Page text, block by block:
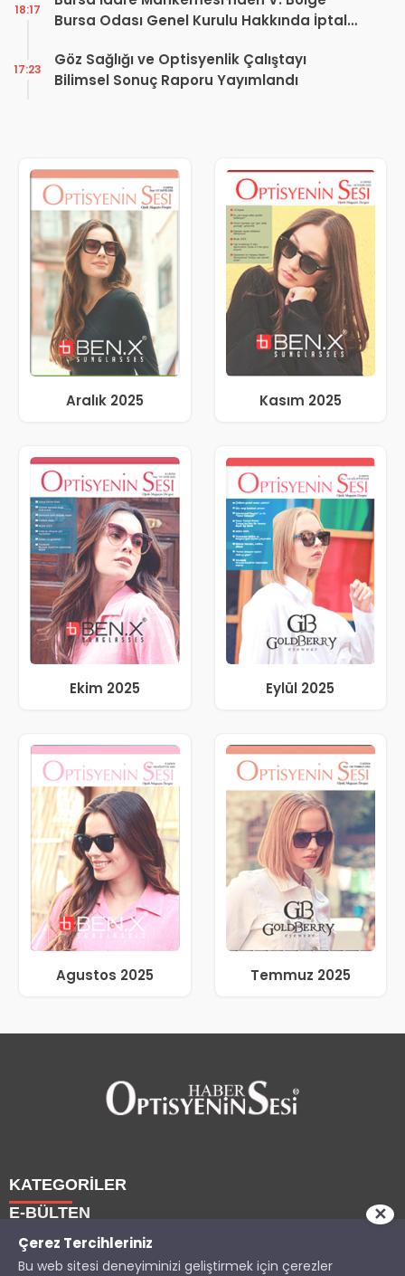
Bursa Odası Genel Kurulu Hakkında İptal
18:17
Göz Sağlığı ve Optisyenlik Çalıştayı
Bilimsel Sonuç Raporu Yayımlandı
17:23
Aralık 2025 Kasım 2025
Ekim 2025 Eylül 2025
Agustos 2025 Temmuz 2025
KATEGORİLER
Yazarlarımız
E-BÜLTEN
Çerez Tercihleriniz
Bu web sitesi deneyiminizi geliştirmek için çerezler
✕